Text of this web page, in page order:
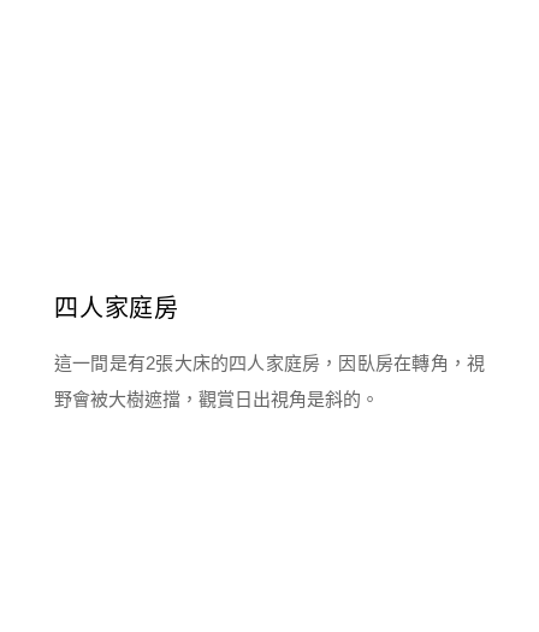
四人家庭房
這一間是有2張大床的四人家庭房，因臥房在轉角，視
野會被大樹遮擋，觀賞日出視角是斜的。